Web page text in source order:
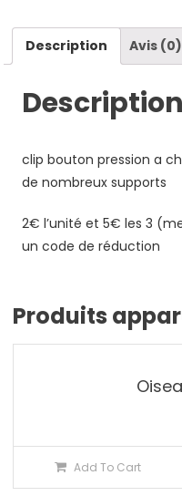
cow
boyDescription Avis (0)
Description
clip bouton pression a
de nombreux supports
2€ l’unité et 5€ les 3
un code de réduction
Produits
Add To Cart